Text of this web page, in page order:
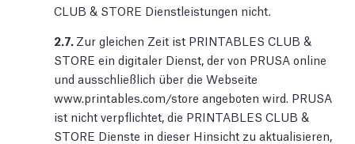
CLUB & STORE Dienstleistungen nicht.
2.7. Zur gleichen Zeit ist PRINTABLES CLUB &
STORE ein digitaler Dienst, der von PRUSA online
und ausschließlich über die Webseite
www.printables.com/store angeboten wird. PRUSA
ist nicht verpflichtet, die PRINTABLES CLUB &
STORE Dienste in dieser Hinsicht zu aktualisieren,